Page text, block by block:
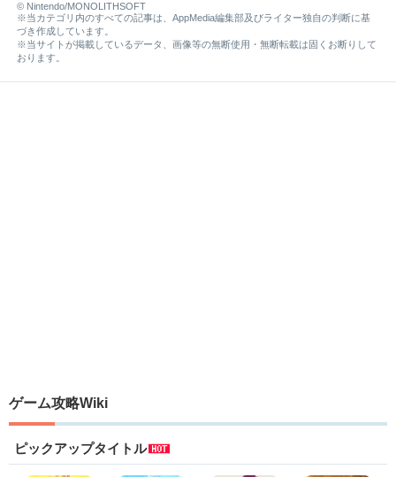
© Nintendo/MONOLITHSOFT
※当カテゴリ内のすべての記事は、AppMedia編集部及びライター独自の判断に基
づき作成しています。
※当サイトが掲載しているデータ、画像等の無断使用・無断転載は固くお断りして
おります。
ゲーム攻略Wiki
ピックアップタイトル